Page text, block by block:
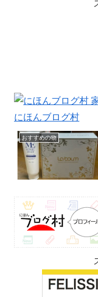
にほんブログ村
おすすめの物